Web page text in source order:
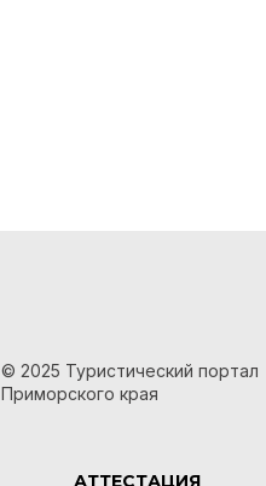
© 2025 Туристический портал
Приморского края
АТТЕСТАЦИЯ